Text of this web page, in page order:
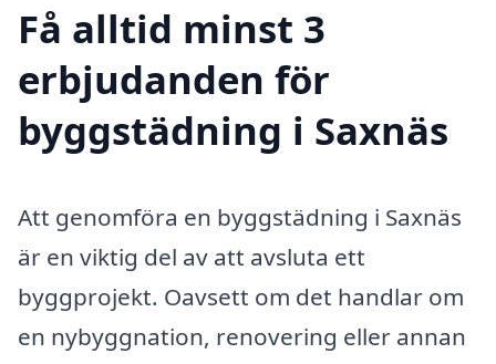
Få alltid minst 3
erbjudanden för
byggstädning i Saxnäs
Att genomföra en byggstädning i Saxnäs
är en viktig del av att avsluta ett
byggprojekt. Oavsett om det handlar om
en nybyggnation, renovering eller annan